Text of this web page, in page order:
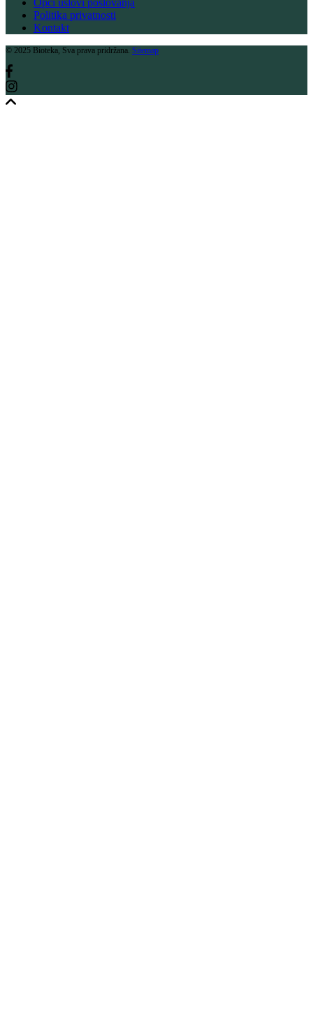
Opći uslovi poslovanja
Politika privatnosti
Kontakt
© 2025 Bioteka, Sva prava pridržana. Sitemap